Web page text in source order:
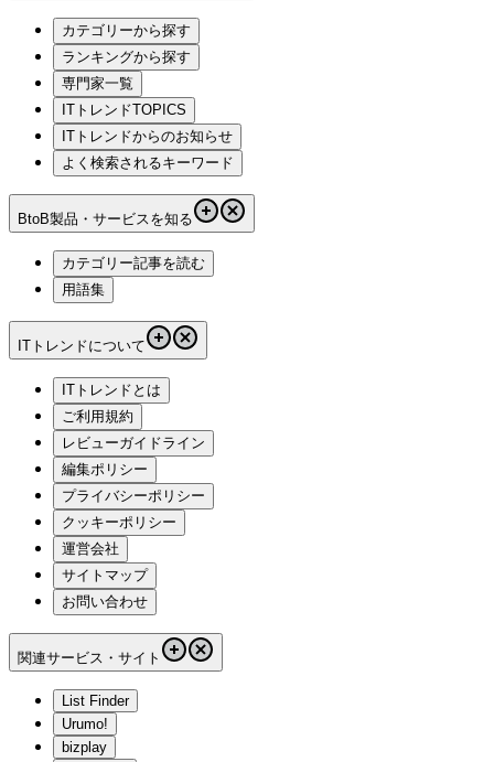
カテゴリーから探す
ランキングから探す
専門家一覧
ITトレンドTOPICS
ITトレンドからのお知らせ
よく検索されるキーワード
BtoB製品・サービスを知る
カテゴリー記事を読む
用語集
ITトレンドについて
ITトレンドとは
ご利用規約
レビューガイドライン
編集ポリシー
プライバシーポリシー
クッキーポリシー
運営会社
サイトマップ
お問い合わせ
関連サービス・サイト
List Finder
Urumo!
bizplay